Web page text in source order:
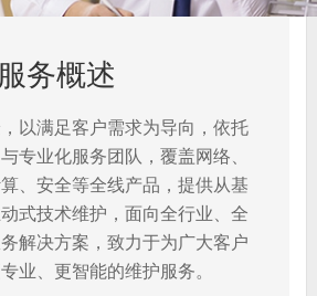
务概述
以满足客户需求为导向，依托
专业化服务团队，覆盖网络、
算、安全等全线产品，提供从基
式技术维护，面向全行业、全
解决方案，致力于为广大客户
业、更智能的维护服务。